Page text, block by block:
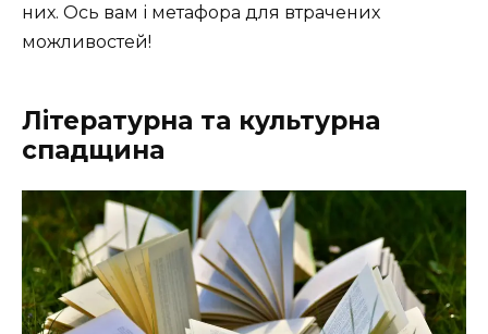
них. Ось вам і метафора для втрачених
можливостей!
Літературна та культурна
спадщина